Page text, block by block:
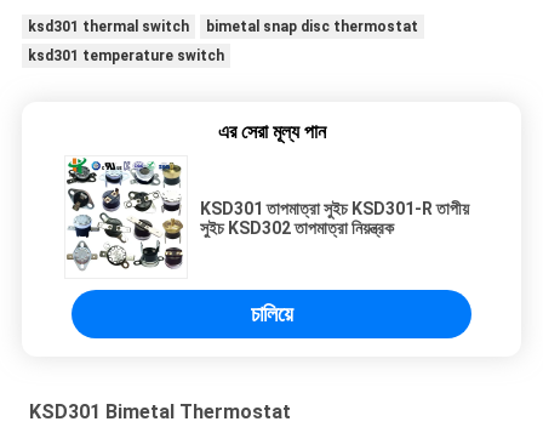
ksd301 thermal switch
bimetal snap disc thermostat
ksd301 temperature switch
এর সেরা মূল্য পান
KSD301 তাপমাত্রা সুইচ KSD301-R তাপীয়
সুইচ KSD302 তাপমাত্রা নিয়ন্ত্রক
চালিয়ে
KSD301 Bimetal Thermostat